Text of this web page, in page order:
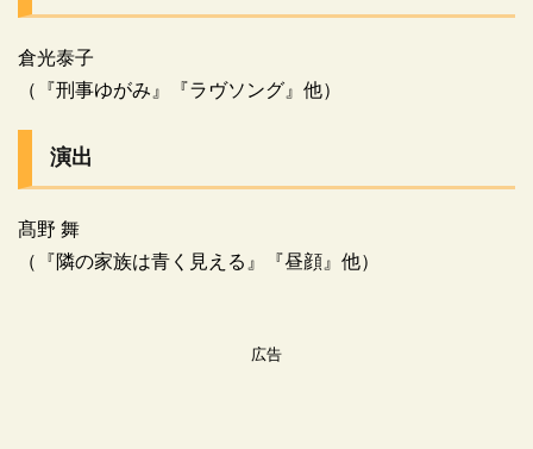
倉光泰子
（『刑事ゆがみ』『ラヴソング』他）
演出
髙野 舞
（『隣の家族は青く見える』『昼顔』他）
広告